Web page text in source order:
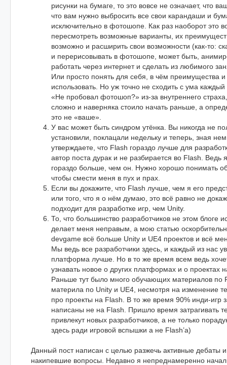
рисунки на бумаге, то это вовсе не означает, что
что вам нужно выбросить все свои карандаши и
исключительно в фотошопе. Как раз наоборот это
пересмотреть возможные варианты, их
возможно и расширить свои возможности (как-то:
и перерисовывать в фотошопе, может быть,
работать через интернет и сделать из любимого
Или просто понять для себя, в чём преимущества
использовать. Но уж точно не сходить с ума каждый
«Не пробовал фотошоп?» из-за внутреннего
сложно и наверняка стоило начать раньше, а
это не «ваше».
У вас может быть синдром утёнка. Вы никогда не
установили, поклацали недельку и теперь, зная
утверждаете, что Flash гораздо лучше для
автор поста дурак и не разбирается во Flash. Ведь
гораздо больше, чем он. Нужно хорошо понимать
чтобы смести меня в пух и прах.
Если вы докажите, что Flash лучше, чем я его
или того, что я о нём думаю, это всё равно не
подходит для разработке игр, чем Unity.
То, что большинство разработчиков не этом блоге
делает меня неправым, а мою статью
devgame всё больше Unity и UE4 проектов и всё
Мы ведь все разработчики здесь, и каждый из нас
платформа лучше. Но в то же время всем ведь
узнавать новое о других платформах и о проектах
Раньше тут было много обучающих материалов по
материла по Unity и UE4, несмотря на изменение
про проекты на Flash. В то же время 90% инди-игр
написаны не на Flash. Пришло время затрагивать
привлекут новых разработчиков, а не только
здесь ради игровой вспышки а не Flash’а)
Данный пост написан с целью разжечь активные дебаты
накипевшие вопросы. Недавно я непреднамеренно начал